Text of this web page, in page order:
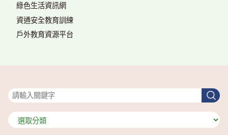
綠色生活資訊網
資通安全教育訓練
戶外教育資源平台
搜
尋
分
類